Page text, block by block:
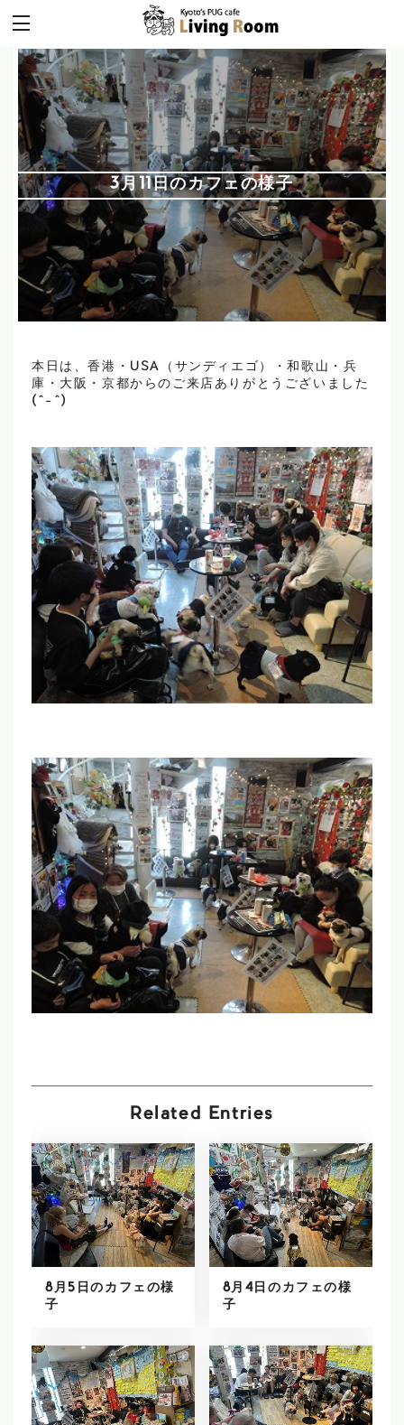
3月11日のカフェの様子
本日は、香港・USA（サンディエゴ）・和歌山・兵
庫・大阪・京都からのご来店ありがとうございました
(^-^)
Related Entries
8月5日のカフェの様
子
8月4日のカフェの様
子